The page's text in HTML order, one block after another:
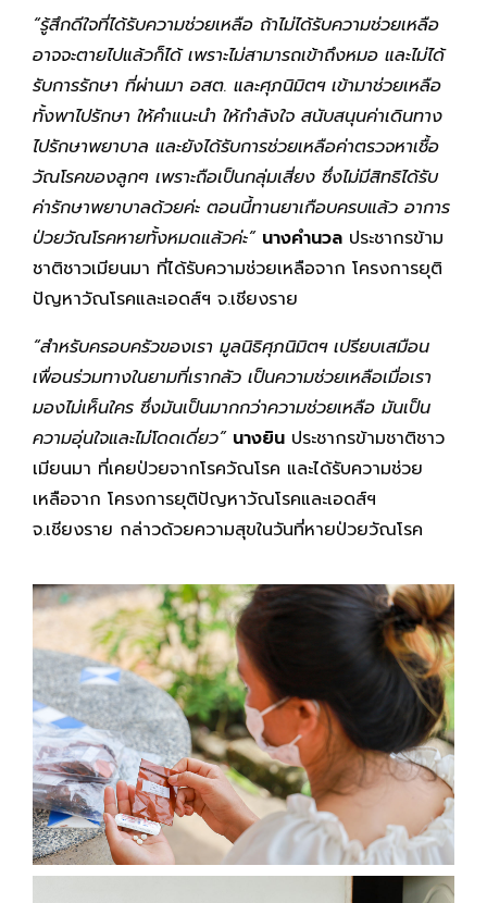
“รู้สึกดีใจที่ได้รับความช่วยเหลือ ถ้าไม่ได้รับความช่วยเหลือ
อาจจะตายไปแล้วก็ได้ เพราะไม่สามารถเข้าถึงหมอ และไม่ได้
รับการรักษา ที่ผ่านมา อสต. และศุภนิมิตฯ เข้ามาช่วยเหลือ
ทั้งพาไปรักษา ให้คำแนะนำ ให้กำลังใจ สนับสนุนค่าเดินทาง
ไปรักษาพยาบาล และยังได้รับการช่วยเหลือค่าตรวจหาเชื้อ
วัณโรคของลูกๆ เพราะถือเป็นกลุ่มเสี่ยง ซึ่งไม่มีสิทธิได้รับ
ค่ารักษาพยาบาลด้วยค่ะ ตอนนี้ทานยาเกือบครบแล้ว อาการ
ป่วยวัณโรคหายทั้งหมดแล้วค่ะ” นางคำนวล ประชากรข้าม
ชาติชาวเมียนมา ที่ได้รับความช่วยเหลือจาก โครงการยุติ
ปัญหาวัณโรคและเอดส์ฯ จ.เชียงราย
“สำหรับครอบครัวของเรา มูลนิธิศุภนิมิตฯ เปรียบเสมือน
เพื่อนร่วมทางในยามที่เรากลัว เป็นความช่วยเหลือเมื่อเรา
มองไม่เห็นใคร ซึ่งมันเป็นมากกว่าความช่วยเหลือ มันเป็น
ความอุ่นใจและไม่โดดเดี่ยว” นางยิน ประชากรข้ามชาติชาว
เมียนมา ที่เคยป่วยจากโรควัณโรค และได้รับความช่วย
เหลือจาก โครงการยุติปัญหาวัณโรคและเอดส์ฯ
จ.เชียงราย กล่าวด้วยความสุขในวันที่หายป่วยวัณโรค